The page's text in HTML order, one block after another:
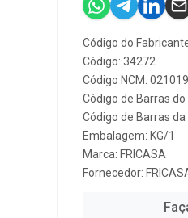
Código do
Código: 34272
Código NCM:
Código de Barras
Código de Barras
Embalagem: KG/1
Marca: FRICASA
Fornecedor: